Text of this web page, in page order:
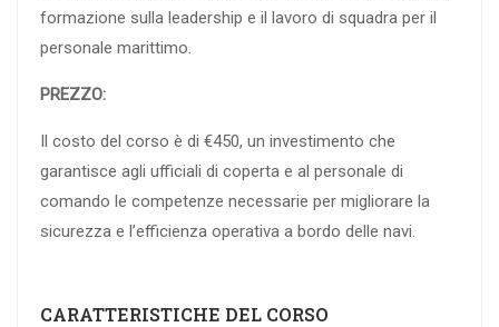
formazione sulla leadership e il lavoro di squadra per il
personale marittimo.
PREZZO:
Il costo del corso è di €450, un investimento che
garantisce agli ufficiali di coperta e al personale di
comando le competenze necessarie per migliorare la
sicurezza e l’efficienza operativa a bordo delle navi.
CARATTERISTICHE DEL CORSO